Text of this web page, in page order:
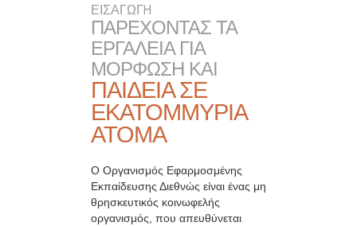
ΕΙΣΑΓΩΓН
ΠΑΡΕΧΟΝΤΑΣ ΤΑ
ΕΡΓΑΛΕΙΑ ΓΙΑ
ΜΟΡΦΩΣΗ ΚΑΙ
ΠΑΙΔΕΙΑ ΣΕ
ΕΚΑΤΟΜΜΥΡΙΑ
ΑΤΟΜΑ
Ο Oργανισμός Εφαρμοσμένης
Εκπαίδευσης Διεθνώς είναι ένας μη
θρησκευτικός κοινωφελής
οργανισμός, που απευθύνεται